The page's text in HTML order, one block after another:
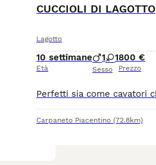
CUCCIOLI DI LAGOTTO
Lagotto
10 settimane
Età
1 1
Sesso
800 €
Prezzo
Carpaneto Piacentino (72.8km)